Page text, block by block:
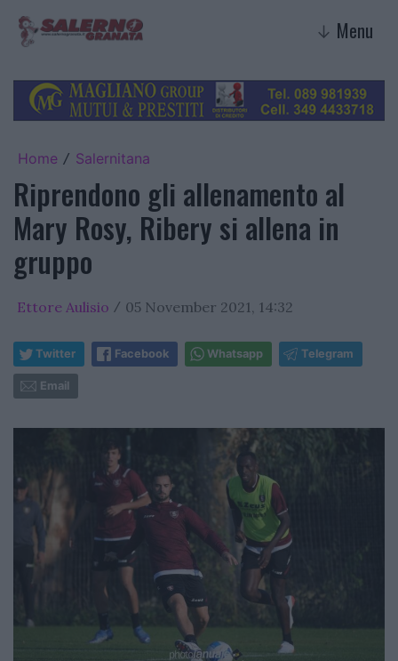
↓ Menu
Home / Salernitana
Riprendono gli allenamento al
Mary Rosy, Ribery si allena in
gruppo
Ettore Aulisio / 05 November 2021, 14:32
Twitter Facebook Whatsapp Telegram
Email